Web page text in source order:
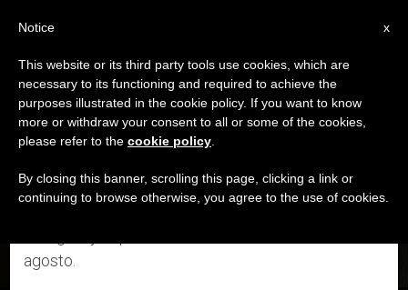
DÍA
Julio 31st, 2020
ÚLTIMAS NOTICIAS
×
Aviso importante
Del 27 de julio al 7 de agosto haremos la pausa
anual, aprovechando que en el periodo de verano
se generan menos informaciones y también el
agosto.
x
Notice
This website or its third party tools use cookies, which are
necessary to its functioning and required to achieve the
purposes illustrated in the cookie policy. If you want to know
more or withdraw your consent to all or some of the cookies,
please refer to the cookie policy
By closing this banner, scrolling this page, clicking a link or
continuing to browse otherwise, you agree to the use of cookies.